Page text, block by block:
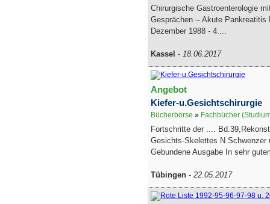
Chirurgische Gastroenterologie
Gesprächen -- Akute Pankreatitis
Dezember 1988 - 4....
Kassel - 18.06.2017
Angebot
Kiefer-u.Gesichtschirurgie
Bücherbörse » Fachbücher
Fortschritte der ....
Gesichts-Skelettes N.Schwenzer
Gebundene Ausgabe In sehr
Tübingen - 22.05.2017